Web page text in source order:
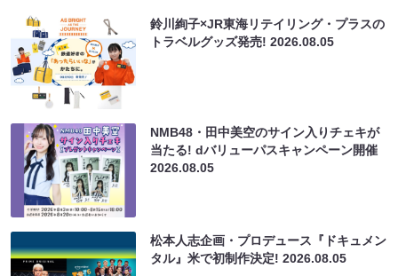
鈴川絢子×JR東海リテイリング・プラスの
トラベルグッズ発売!2026.08.05
NMB48・田中美空のサイン入りチェキが
当たる! dバリューパスキャンペーン開催
2026.08.05
松本人志企画・プロデュース『ドキュメン
タル』米で初制作決定!2026.08.05